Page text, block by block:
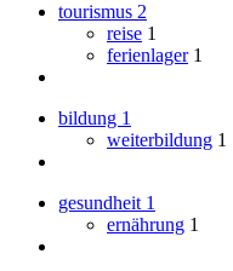
tourismus 2
reise 1
ferienlager 1
bildung 1
weiterbildung 1
gesundheit 1
ernährung 1